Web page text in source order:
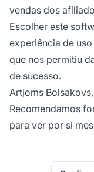
vendas dos
Escolher este
experiência de
que nos permitiu
de sucesso.
Artjoms
Recomendamos
para ver por si